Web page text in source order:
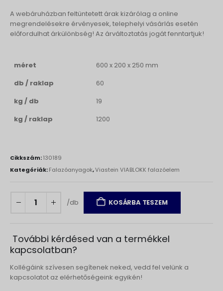
A webáruházban feltüntetett árak kizárólag a online
megrendelésekre érvényesek, telephelyi vásárlás esetén
előfordulhat árkülönbség! Az árváltoztatás jogát fenntartjuk!
méret
600 x 200 x 250 mm
db / raklap
60
kg / db
19
kg / raklap
1200
Cikkszám:130189
Kategóriák:Falazóanyagok,Viastein VIABLOKK falazóelem
/db KOSÁRBA TESZEM
További kérdésed van a termékkel
kapcsolatban?
Kollégáink szívesen segítenek neked, vedd fel velünk a
kapcsolatot az elérhetőségeink egyikén!